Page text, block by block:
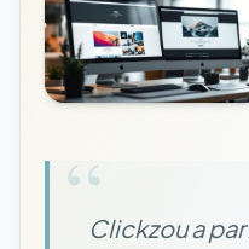
“Clickzou a